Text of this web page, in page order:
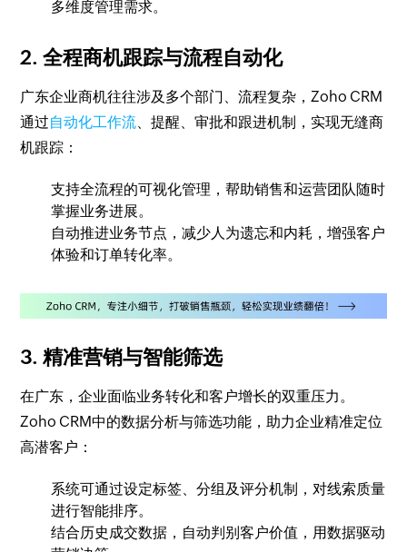
多维度管理需求。
2. 全程商机跟踪与流程自动化
广东企业商机往往涉及多个部门、流程复杂，Zoho CRM
通过自动化工作流 、提醒、审批和跟进机制，实现无缝商
机跟踪：
支持全流程的可视化管理，帮助销售和运营团队随时
掌握业务进展。
自动推进业务节点，减少人为遗忘和内耗，增强客户
体验和订单转化率。
3. 精准营销与智能筛选
在广东，企业面临业务转化和客户增长的双重压力。
Zoho CRM中的数据分析与筛选功能，助力企业精准定位
高潜客户：
系统可通过设定标签、分组及评分机制，对线索质量
进行智能排序。
结合历史成交数据，自动判别客户价值，用数据驱动